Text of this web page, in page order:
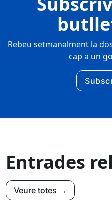
Rebeu setmanalment la
cap a un
Entrades
Veure totes →